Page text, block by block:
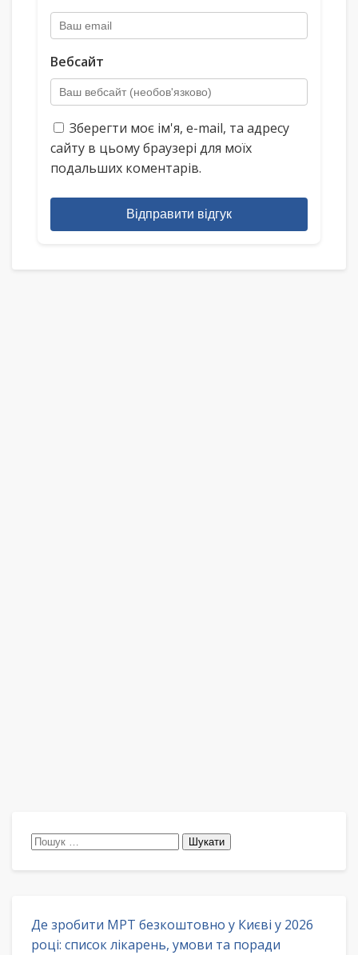
Вебсайт
Зберегти моє ім'я, e-mail, та адресу
сайту в цьому браузері для моїх
подальших коментарів.
Відправити відгук
Пошук:
Де зробити МРТ безкоштовно у Києві у 2026
році: список лікарень, умови та поради